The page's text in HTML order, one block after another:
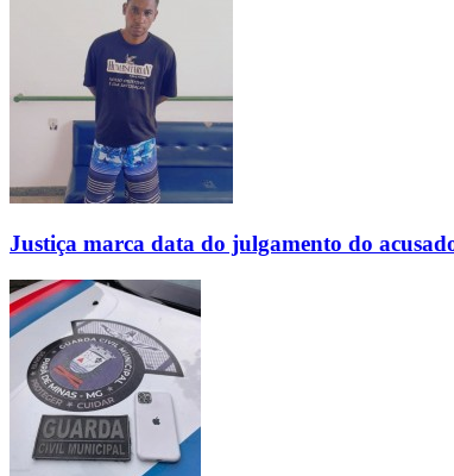
Justiça marca data do julgamento do